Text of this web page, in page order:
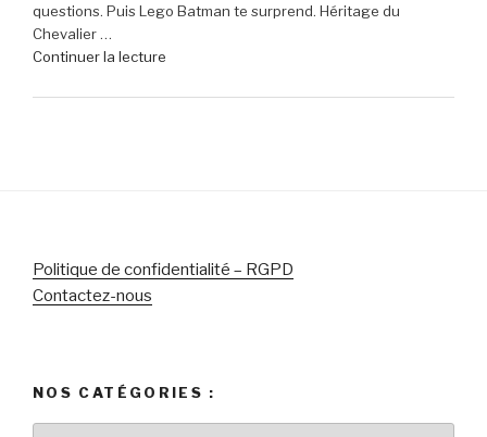
sur
Sony
questions. Puis Lego Batman te surprend. Héritage du
Chevalier …
Continuer la lecture
Batman
Le
chef-
pour
célébrer
Politique de confidentialité – RGPD
Contactez-nous
NOS CATÉGORIES :